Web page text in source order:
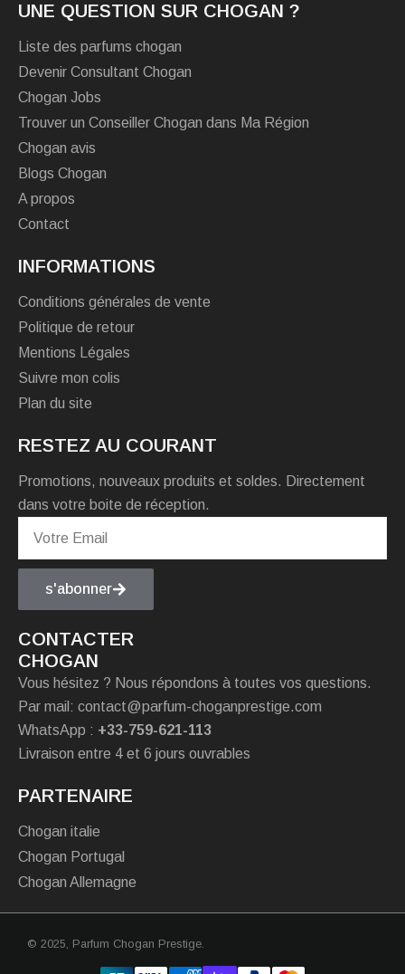
UNE QUESTION SUR CHOGAN ?
Liste des parfums chogan
Devenir Consultant Chogan
Chogan Jobs
Trouver un Conseiller Chogan dans Ma Région
Chogan avis
Blogs Chogan
A propos
Contact
INFORMATIONS
Conditions générales de vente
Politique de retour
Mentions Légales
Suivre mon colis
Plan du site
RESTEZ AU COURANT
Promotions, nouveaux produits et soldes. Directement
dans votre boite de réception.
s'abonner
CONTACTER
CHOGAN
Vous hésitez ? Nous répondons à toutes vos questions.
Par mail: contact@parfum-choganprestige.com
WhatsApp : +33-759-621-113
Livraison entre 4 et 6 jours ouvrables
PARTENAIRE
Chogan italie
Chogan Portugal
Chogan Allemagne
© 2025, Parfum Chogan Prestige.